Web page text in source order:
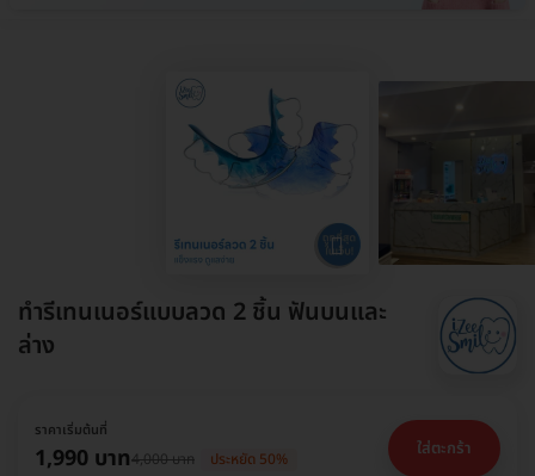
ทำรีเทนเนอร์แบบลวด 2 ชิ้น ฟันบนและ
ล่าง
ราคาเริ่มต้นที่
1,990 บาท4,000 บาท ประหยัด 50% ใส่ตะกร้า